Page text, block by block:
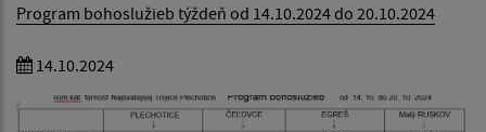
Program bohoslužieb týždeň od 14.10.2024 do 20.10.2024
14.10.2024